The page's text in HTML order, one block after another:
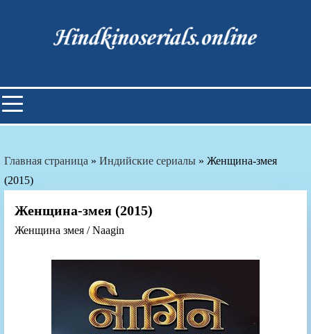
Индийские фильмы смотреть
онлайн
Главная страница » Индийские сериалы » Женщина-змея
(2015)
Женщина-змея (2015)
Женщина змея / Naagin